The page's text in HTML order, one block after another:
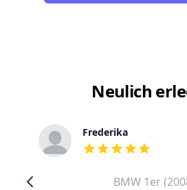
Neulich
Frederika
out of 5 stars
BMW 1er